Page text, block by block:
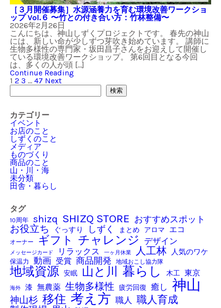
［３月開催募集］水源涵養力を育む環境改善ワークショ
ップ Vol.６ 〜竹との付き合い方：竹林整備〜
2026年2月26日
こんにちは、神山しずくプロジェクトです。 春先の神山
には、新しい命が少しずつ芽吹き始めています。 講師に
生物多様性の専門家・坂田昌子さんをお迎えして開催し
ている環境改善ワークショップ。 第6回目となる今回
は、多くの人が頭 […]
Continue Reading
1 2 3 … 47 Next
検索 検索
カテゴリー
イベント
お店のこと
しずくのこと
メディア
ものづくり
商品のこと
山・川・海
未分類
田舎・暮らし
タグ
10周年 shizq SHIZQ STORE おすすめスポット
お役立ち ぐっすり しずく まとめ アロマ エコ
オーナー ギフト チャレンジ デザイン
メッセージカード リラックス 一ヶ月休業 人工林 人気のワケ
保温力 動画 受賞 商品開発 地域おこし協力隊
地域資源 安眠 山と川 暮らし 木工 東京
海外 漆 無農薬 生物多様性 疲労回復 癒し 神山
神山杉 移住 考え方 職人 職人育成